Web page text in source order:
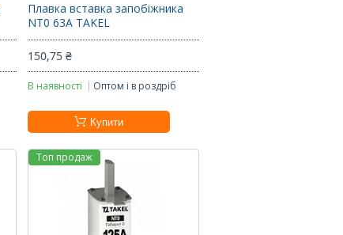
Плавка вставка запобіжника
NT0 63А TAKEL
150,75 ₴
В наявності Оптом і в роздріб
Купити
Топ продаж